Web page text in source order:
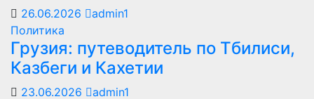
26.06.2026
admin1
Политика
Грузия: путеводитель по Тбилиси,
Казбеги и Кахетии
23.06.2026
admin1